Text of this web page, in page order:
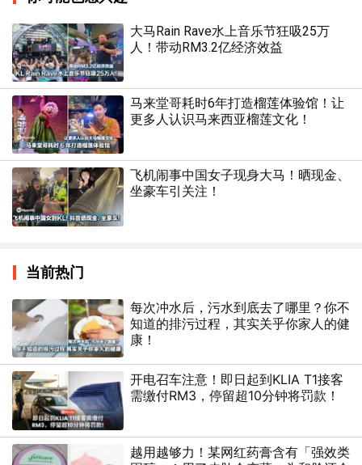
大马Rain Rave水上音乐节狂吸25万
人！带动RM3.2亿经济效益
马来堂哥耗时6年打造榴莲体验馆！让
更多人认识马来西亚榴莲文化！
飞机闹事中国女子现身大马！晒现金、
坐豪车引关注！
当前热门
每次冲水后，污水到底去了哪里？你不
知道的排污过程，其实关乎你家人的健
康！
开电召车注意！即日起到KLIA T1接客
需缴付RM3，停留超10分钟将罚款！
越用越够力！某网红药膏含有「强效类